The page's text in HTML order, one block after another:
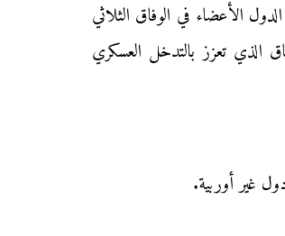
على صربيا، فسارعت باقي الدول الأعضاء في الوفاق الثلاثي
في التحالف الثلاثي الذي خانته ايطاليا بانضمامها سنة 1915م إلى حلف الوفاق الذي تعزز بالتدخل العسكري
غير أوربية.